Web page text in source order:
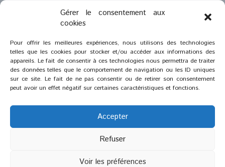
Gérer le consentement aux
cookies
Pour offrir les meilleures expériences, nous utilisons des technologies
telles que les cookies pour stocker et/ou accéder aux informations des
appareils. Le fait de consentir à ces technologies nous permettra de traiter
des données telles que le comportement de navigation ou les ID uniques
sur ce site. Le fait de ne pas consentir ou de retirer son consentement
peut avoir un effet négatif sur certaines caractéristiques et fonctions.
Accepter
Refuser
Voir les préférences
MENTIONS LÉGALES